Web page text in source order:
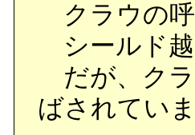
クラウの呼
シールド越
だが、クラ
ばされていま